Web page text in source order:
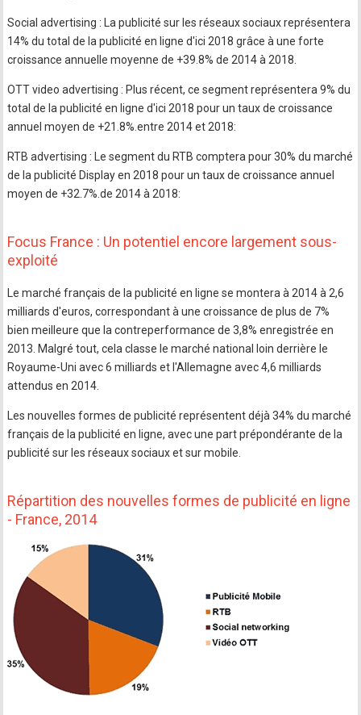
Social advertising : La publicité sur les réseaux sociaux représentera
14% du total de la publicité en ligne d'ici 2018 grâce à une forte
croissance annuelle moyenne de +39.8% de 2014 à 2018.
OTT video advertising : Plus récent, ce segment représentera 9% du
total de la publicité en ligne d'ici 2018 pour un taux de croissance
annuel moyen de +21.8%.entre 2014 et 2018:
RTB advertising : Le segment du RTB comptera pour 30% du marché
de la publicité Display en 2018 pour un taux de croissance annuel
moyen de +32.7%.de 2014 à 2018:
Focus France : Un potentiel encore largement sous-
exploité
Le marché français de la publicité en ligne se montera à 2014 à 2,6
milliards d'euros, correspondant à une croissance de plus de 7%
bien meilleure que la contreperformance de 3,8% enregistrée en
2013. Malgré tout, cela classe le marché national loin derrière le
Royaume-Uni avec 6 milliards et l'Allemagne avec 4,6 milliards
attendus en 2014.
Les nouvelles formes de publicité représentent déjà 34% du marché
français de la publicité en ligne, avec une part prépondérante de la
publicité sur les réseaux sociaux et sur mobile.
Répartition des nouvelles formes de publicité en ligne
- France, 2014